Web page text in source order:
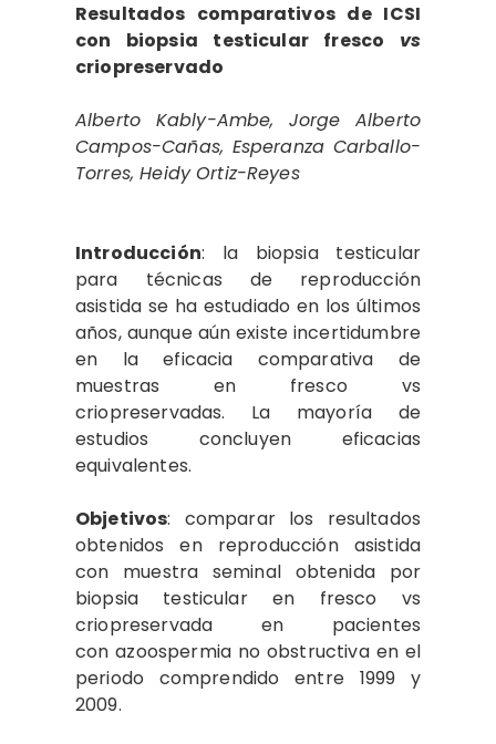
Resultados comparativos de ICSI
con biopsia testicular fresco vs
criopreservado
Alberto Kably-Ambe, Jorge Alberto
Campos-Cañas, Esperanza Carballo-
Torres, Heidy Ortiz-Reyes
Introducción: la biopsia testicular
para técnicas de reproducción
asistida se ha estudiado en los últimos
años, aunque aún existe incertidumbre
en la eficacia comparativa de
muestras en fresco vs
criopreservadas. La mayoría de
estudios concluyen eficacias
equivalentes.
Objetivos: comparar los resultados
obtenidos en reproducción asistida
con muestra seminal obtenida por
biopsia testicular en fresco vs
criopreservada en pacientes
con azoospermia no obstructiva en el
periodo comprendido entre 1999 y
2009.